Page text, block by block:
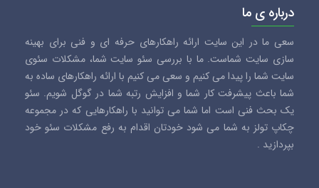
درباره ی ما
سعی ما در این سایت ارائه راهکارهای حرفه ای و فنی برای بهینه
سازی سایت شماست. ما با بررسی سئو سایت شما، مشکلات سئوی
سایت شما را پیدا می کنیم و سعی می کنیم با ارائه راهکارهای ساده به
شما باعث پیشرفت کار شما و افزایش رتبه شما در گوگل شویم. سئو
یک بحث فنی است اما شما می توانید با راهکارهایی که در مجموعه
چکاپ تولز به شما می شود خودتان اقدام به رفع مشکلات سئو خود
بپردازید .